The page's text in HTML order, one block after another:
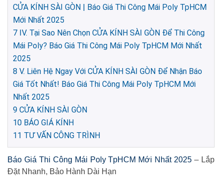
CỬA KÍNH SÀI GÒN | Báo Giá Thi Công Mái Poly TpHCM
Mới Nhất 2025
7 IV. Tại Sao Nên Chọn CỬA KÍNH SÀI GÒN Để Thi Công
Mái Poly? Báo Giá Thi Công Mái Poly TpHCM Mới Nhất
2025
8 V. Liên Hệ Ngay Với CỬA KÍNH SÀI GÒN Để Nhận Báo
Giá Tốt Nhất! Báo Giá Thi Công Mái Poly TpHCM Mới
Nhất 2025
9 CỬA KÍNH SÀI GÒN
10 BÁO GIÁ KÍNH
11 TƯ VẤN CÔNG TRÌNH
Báo Giá Thi Công Mái Poly TpHCM Mới Nhất 2025 – Lắp
Đặt Nhanh, Bảo Hành Dài Hạn